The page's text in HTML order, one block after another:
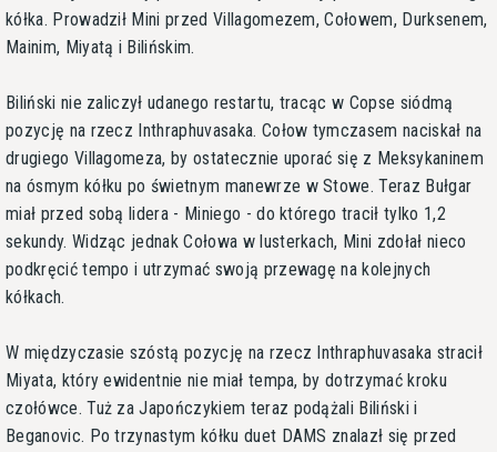
kółka. Prowadził Mini przed Villagomezem, Cołowem, Durksenem,
Mainim, Miyatą i Bilińskim.
Biliński nie zaliczył udanego restartu, tracąc w Copse siódmą
pozycję na rzecz Inthraphuvasaka. Cołow tymczasem naciskał na
drugiego Villagomeza, by ostatecznie uporać się z Meksykaninem
na ósmym kółku po świetnym manewrze w Stowe. Teraz Bułgar
miał przed sobą lidera - Miniego - do którego tracił tylko 1,2
sekundy. Widząc jednak Cołowa w lusterkach, Mini zdołał nieco
podkręcić tempo i utrzymać swoją przewagę na kolejnych
kółkach.
W międzyczasie szóstą pozycję na rzecz Inthraphuvasaka stracił
Miyata, który ewidentnie nie miał tempa, by dotrzymać kroku
czołówce. Tuż za Japończykiem teraz podążali Biliński i
Beganovic. Po trzynastym kółku duet DAMS znalazł się przed